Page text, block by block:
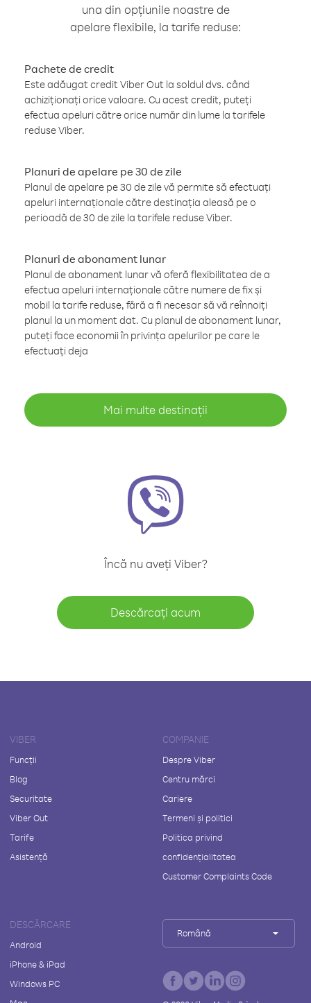
una din opțiunile noastre de
apelare flexibile, la tarife reduse:
Pachete de credit
Este adăugat credit Viber Out la soldul dvs. când
achiziționați orice valoare. Cu acest credit, puteți
efectua apeluri către orice număr din lume la tarifele
reduse Viber.
Planuri de apelare pe 30 de zile
Planul de apelare pe 30 de zile vă permite să efectuați
apeluri internaționale către destinația aleasă pe o
perioadă de 30 de zile la tarifele reduse Viber.
Planuri de abonament lunar
Planul de abonament lunar vă oferă flexibilitatea de a
efectua apeluri internaționale către numere de fix și
mobil la tarife reduse, fără a fi necesar să vă reînnoiți
planul la un moment dat. Cu planul de abonament lunar,
puteți face economii în privința apelurilor pe care le
efectuați deja
Mai multe destinații
Încă nu aveți Viber?
Descărcați acum
VIBER
Funcții
Blog
Securitate
Viber Out
Tarife
Asistență
COMPANIE
Despre Viber
Centru mărci
Cariere
Termeni și politici
Politica privind
confidențialitatea
Customer Complaints Code
DESCĂRCARE
Android
iPhone & iPad
Windows PC
Română